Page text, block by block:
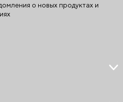
о новых продуктах и